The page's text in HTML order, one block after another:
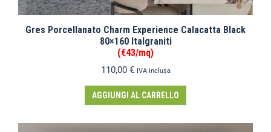
Gres Porcellanato Charm Experience Calacatta Black
80×160 Italgraniti
(€43/mq)
110,00 € IVA inclusa
AGGIUNGI AL CARRELLO